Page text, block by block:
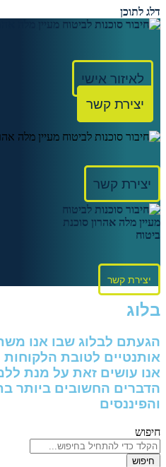
דלג לתוכן
לאיזור אישי
יצירת קשר
יצירת קשר
יצירת קשר
בלוג
הגעתם לבלוג שבו אנו
אותנטיים לטובת הלקוחות
אנו עושים זאת על מנת
הדברים החשובים ביותר
והפיננסים
חיפוש
חיפוש